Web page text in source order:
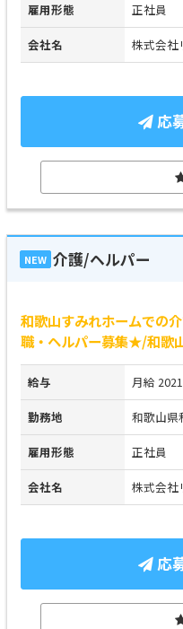
雇用形態 正社員
会社名 株式会社
応
NEW 介護/ヘルパー
和歌山すみれホームでの
職・ヘルパー募集★/和歌
給与 月給
勤務地 和歌山県
雇用形態 正社員
会社名 株式会社
応